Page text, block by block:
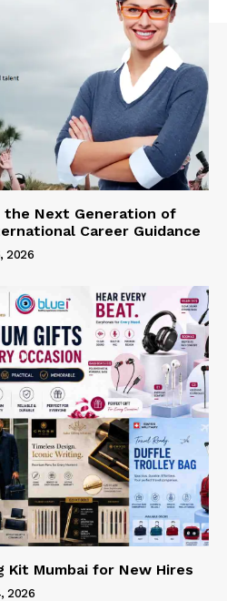
the Next Generation of
Career Guidance
2026
Kit Mumbai for New Hires
2026